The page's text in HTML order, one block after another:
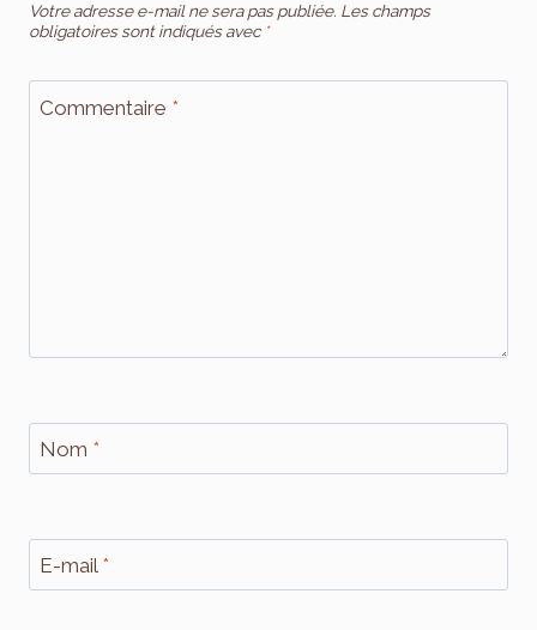
Votre adresse e-mail ne sera pas publiée. Les champs
obligatoires sont indiqués avec *
Commentaire *
Nom *
E-mail *